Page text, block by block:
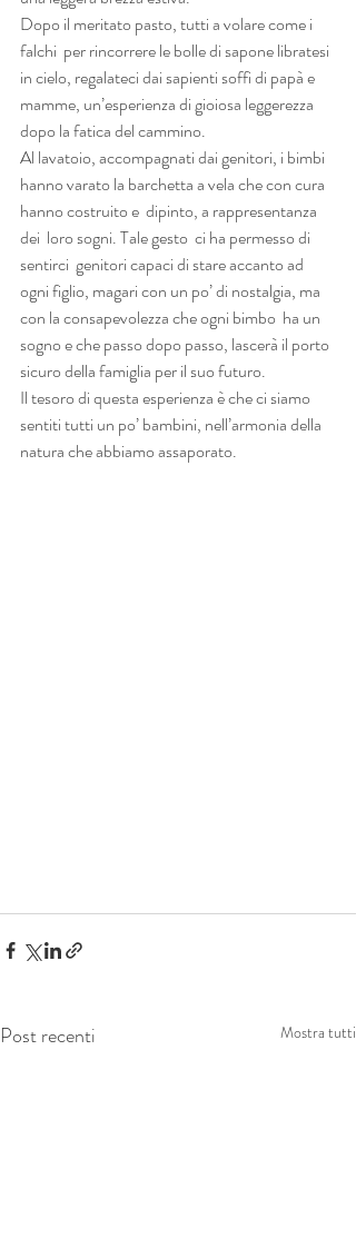
Dopo il meritato pasto, tutti a volare come i
falchi  per rincorrere le bolle di sapone libratesi
in cielo, regalateci dai sapienti soffi di papà e
mamme, un’esperienza di gioiosa leggerezza
dopo la fatica del cammino.
Al lavatoio, accompagnati dai genitori, i bimbi
hanno varato la barchetta a vela che con cura
hanno costruito e  dipinto, a rappresentanza
dei  loro sogni. Tale gesto  ci ha permesso di
sentirci  genitori capaci di stare accanto ad
ogni figlio, magari con un po’ di nostalgia, ma
con la consapevolezza che ogni bimbo  ha un
sogno e che passo dopo passo, lascerà il porto
sicuro della famiglia per il suo futuro.
Il tesoro di questa esperienza è che ci siamo
sentiti tutti un po’ bambini, nell’armonia della
natura che abbiamo assaporato.
Post recenti Mostra tutti